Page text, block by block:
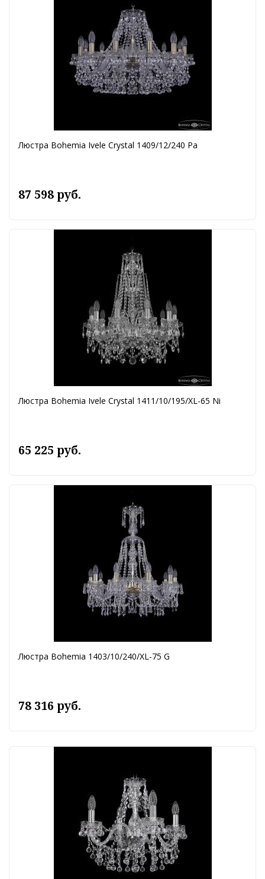
Люстра Bohemia Ivele Crystal 1409/12/240 Pa
87 598 руб.
Люстра Bohemia Ivele Crystal 1411/10/195/XL-65 Ni
65 225 руб.
Люстра Bohemia 1403/10/240/XL-75 G
78 316 руб.